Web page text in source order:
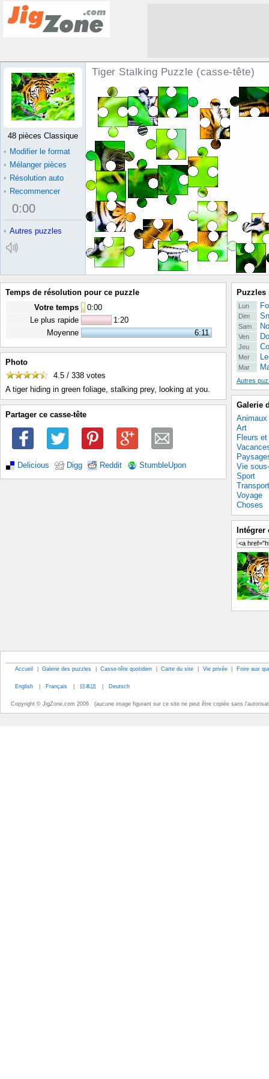
Tiger Stalking Puzzle (casse-tête)
48 pièces Classique
• Modifier le format
• Mélanger pièces
• Résolution auto
• Recommencer
0:00
• Autres puzzles
Temps de résolution pour ce puzzle
Votre temps
0:00
Le plus rapide
1:20
Moyenne
6:11
Photo
4.5 / 338 votes
A tiger hiding in green foliage, stalking prey, looking at you.
Partager ce casse-tête
Delicious Digg Reddit StumbleUpon
Puzzles
Lun
Dim
Sam
Ven
Jeu
Mer
Mar
Autres
Galerie
Animaux
Art
Fleurs
Vie
Sport
Transport
Voyage
Choses
Intégrer
Accueil | Galerie des puzzles | Casse-tête quotidien | Carte du site | Vie privée | Foire aux
English | Français | 日本語 | Deutsch
Copyright © JigZone.com 2006 (aucune image figurant sur ce site ne peut être copiée sans